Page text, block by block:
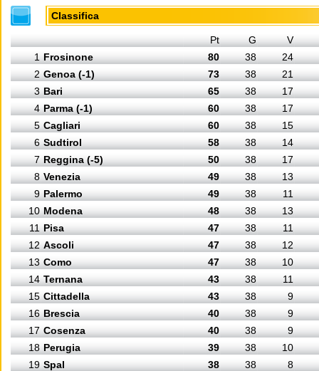
Classifica
Pt G
V
1 Frosinone 80 38
24
2 Genoa (-1) 73 38
21
3 Bari 65 38
17
4 Parma (-1) 60 38
17
5 Cagliari 60 38
15
6 Sudtirol 58 38
14
7 Reggina (-5) 50 38
17
8 Venezia 49 38
13
9 Palermo 49 38
11
10 Modena 48 38
13
11 Pisa 47 38
11
12 Ascoli 47 38
12
13 Como 47 38
10
14 Ternana 43 38
11
15 Cittadella 43 38
9
16 Brescia 40 38
9
17 Cosenza 40 38
9
18 Perugia 39 38
10
19 Spal 38 38
8